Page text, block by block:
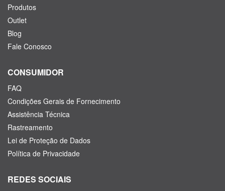
Produtos
Outlet
Blog
Fale Conosco
CONSUMIDOR
FAQ
Condições Gerais de Fornecimento
Assistência Técnica
Rastreamento
Lei de Proteção de Dados
Política de Privacidade
REDES SOCIAIS